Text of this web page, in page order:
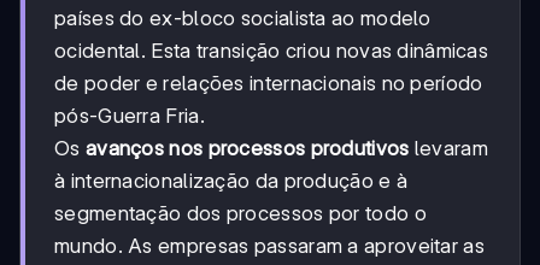
países do ex-bloco socialista ao modelo
ocidental. Esta transição criou novas dinâmicas
de poder e relações internacionais no período
pós-Guerra Fria.
Os avanços nos processos produtivos levaram
à internacionalização da produção e à
segmentação dos processos por todo o
mundo. As empresas passaram a aproveitar as